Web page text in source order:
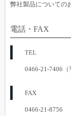
弊社製品についての
電話・FAX
TEL
0466-21-7406（
FAX
0466-21-8756